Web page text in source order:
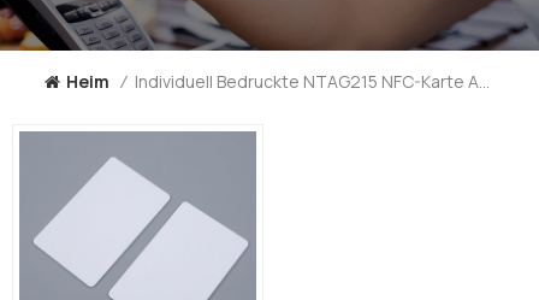
Heim / Individuell Bedruckte NTAG215 NFC-Karte Aus PVC